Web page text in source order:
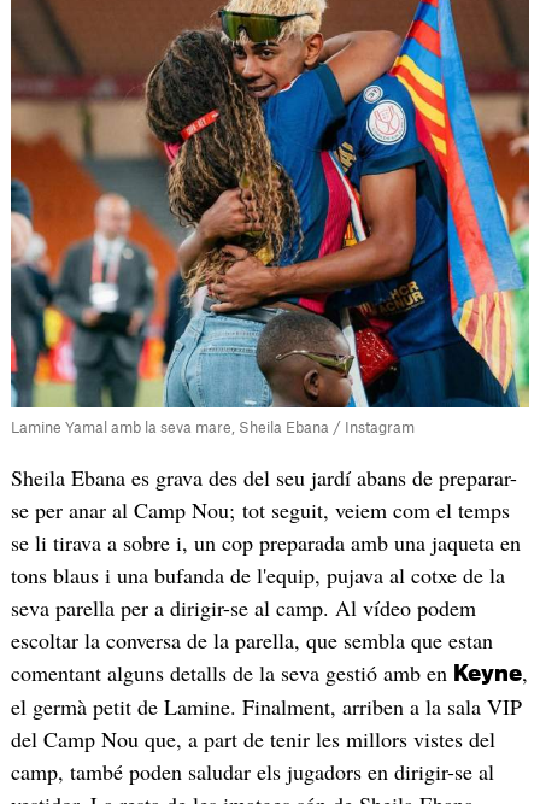
Lamine Yamal amb la seva mare, Sheila Ebana / Instagram
Sheila Ebana es grava des del seu jardí abans de preparar-
se per anar al Camp Nou; tot seguit, veiem com el temps
se li tirava a sobre i, un cop preparada amb una jaqueta en
tons blaus i una bufanda de l'equip, pujava al cotxe de la
seva parella per a dirigir-se al camp. Al vídeo podem
escoltar la conversa de la parella, que sembla que estan
comentant alguns detalls de la seva gestió amb en Keyne,
el germà petit de Lamine. Finalment, arriben a la sala VIP
del Camp Nou que, a part de tenir les millors vistes del
camp, també poden saludar els jugadors en dirigir-se al